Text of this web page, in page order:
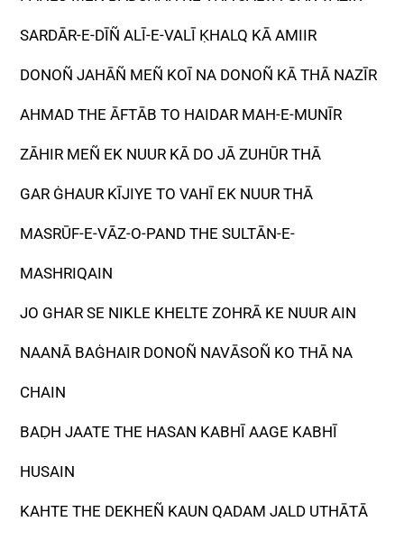
SARDĀR-E-DĪÑ ALĪ-E-VALĪ ḲHALQ KĀ AMIIR
DONOÑ JAHĀÑ MEÑ KOĪ NA DONOÑ KĀ THĀ NAZĪR
AHMAD THE ĀFTĀB TO HAIDAR MAH-E-MUNĪR
ZĀHIR MEÑ EK NUUR KĀ DO JĀ ZUHŪR THĀ
GAR ĠHAUR KĪJIYE TO VAHĪ EK NUUR THĀ
MASRŪF-E-VĀZ-O-PAND THE SULTĀN-E-
MASHRIQAIN
JO GHAR SE NIKLE KHELTE ZOHRĀ KE NUUR AIN
NAANĀ BAĠHAIR DONOÑ NAVĀSOÑ KO THĀ NA
CHAIN
BAḌH JAATE THE HASAN KABHĪ AAGE KABHĪ
HUSAIN
KAHTE THE DEKHEÑ KAUN QADAM JALD UTHĀTĀ